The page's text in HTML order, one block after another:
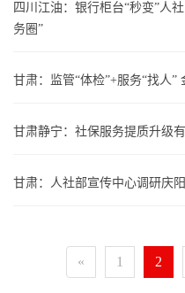
四川江油：银行柜台“秒变”人
务圈”
甘肃：监管“体检”+服务“找人
甘肃静宁：社保服务提质升级
甘肃：人社部宣传中心调研庆
« 1 2